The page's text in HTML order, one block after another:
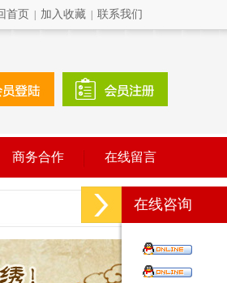
首页 加入收藏 联系我们
商务合作 在线留言
在线咨询